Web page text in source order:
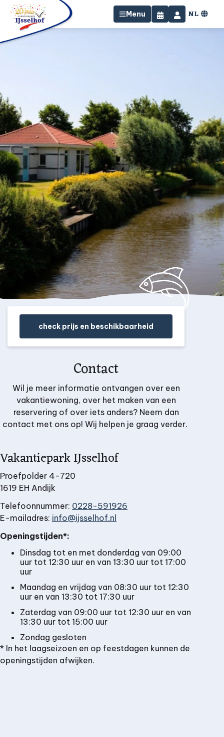
Menu
Home
Specials
Contact
NL
check prijs en beschikbaarheid
Contact
Wil je meer informatie ontvangen over een
vakantiewoning, over het maken van een
reservering of over iets anders? Neem dan
contact met ons op! Wij helpen je graag verder.
Vakantiepark IJsselhof
Proefpolder 4-720
1619 EH Andijk
Telefoonnummer: 0228-591926
E-mailadres: info@ijsselhof.nl
Openingstijden*:
Dinsdag tot en met donderdag van 09:00
uur tot 12:30 uur en van 13:30 uur tot 17:00
uur
Maandag en vrijdag van 08:30 uur tot 12:30
uur en van 13:30 tot 17:30 uur
Zaterdag van 09:00 uur tot 12:30 uur en van
13:30 uur tot 15:00 uur
Zondag gesloten
* In het laagseizoen en op feestdagen kunnen de
openingstijden afwijken.